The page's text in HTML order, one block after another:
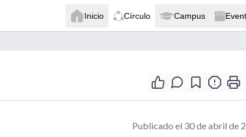
Inicio Círculo Campus
Publicado el 30 de abril de